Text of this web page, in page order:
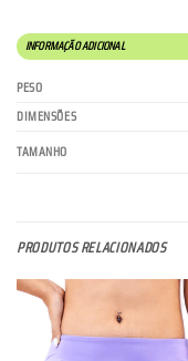
INFORMAÇÃO ADICIONAL
PESO
DIMENSÕES
TAMANHO
PRODUTOS RELACIONADOS